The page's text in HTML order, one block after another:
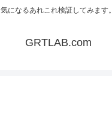
気になるあれこれ検証してみます。
GRTLAB.com